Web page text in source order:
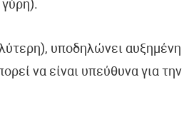
υποδηλώνει αυξημένη
να είναι υπεύθυνα για την